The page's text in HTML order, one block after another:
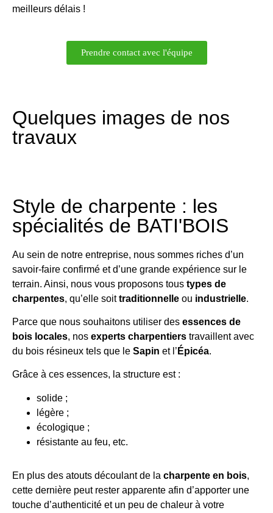
meilleurs délais !
Prendre contact avec l'équipe
Quelques images de nos
travaux
Style de charpente : les
spécialités de BATI'BOIS
Au sein de notre entreprise, nous sommes riches d’un
savoir-faire confirmé et d’une grande expérience sur le
terrain. Ainsi, nous vous proposons tous types de
charpentes, qu’elle soittraditionnelle ou industrielle.
Parce que nous souhaitons utiliser des essences de
bois locales, nos experts charpentiers travaillent avec
du bois résineux tels que le Sapin et l’ Épicéa.
Grâce à ces essences, la structure est :
solide ;
légère ;
écologique ;
résistante au feu, etc.
En plus des atouts découlant de la charpente en bois,
cette dernière peut rester apparente afin d’apporter une
touche d’authenticité et un peu de chaleur à votre